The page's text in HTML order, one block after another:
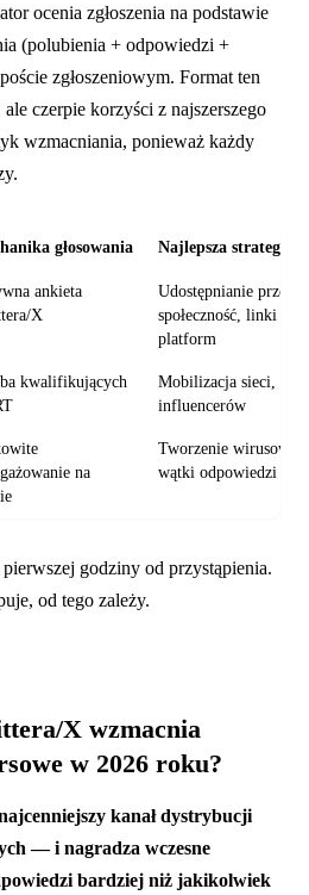
ocenia zgłoszenia na podstawie
(polubienia + odpowiedzi +
zgłoszeniowym. Format ten
czerpie korzyści z najszerszego
wzmacniania, ponieważ każdy
głosowania Najlepsza strategia
ankieta
X
Udostępnianie przez
społeczność, linki
platform
kwalifikujących
Mobilizacja sieci,
influencerów
na
Tworzenie
wątki odpowiedzi
godziny od przystąpienia.
od tego zależy.
X wzmacnia
w 2026 roku?
kanał dystrybucji
— i nagradza wczesne
bardziej niż jakikolwiek